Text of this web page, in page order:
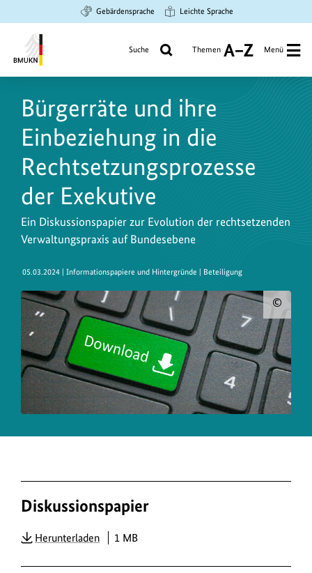
Hauptinhalt
springen
Suche
springen
Hauptnavigation
springen
Gebärdensprache Leichte Sprache
Umwelt,
Klimaschutz,
Naturschutz
und
nukleare
Sicherheit
Suche Themen
A
Z
Menü
Bürgerräte und ihre
Einbeziehung in die
Rechtsetzungsprozesse
der Exekutive
Ein Diskussionspapier zur Evolution der rechtsetzenden
Verwaltungspraxis auf Bundesebene
05.03.2024 | Informationspapiere und Hintergründe | Beteiligung
zum
Bild
Diskussionspapier
HerunterladenPDF1 MB